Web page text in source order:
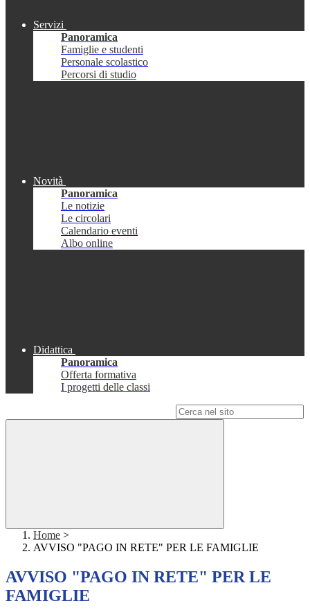
Servizi
Panoramica
Famiglie e studenti
Personale scolastico
Percorsi di studio
Novità
Panoramica
Le notizie
Le circolari
Calendario eventi
Albo online
Didattica
Panoramica
Offerta formativa
I progetti delle classi
Home >
AVVISO "PAGO IN RETE" PER LE FAMIGLIE
AVVISO "PAGO IN RETE" PER LE
FAMIGLIE